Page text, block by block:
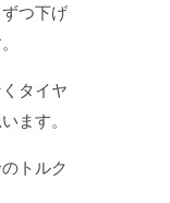
つ下げ
タイヤ
ます。
トルク